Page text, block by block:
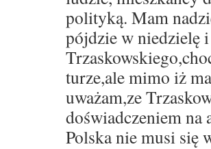
polityką. Mam
pójdzie w niedzielę i
turze,ale mimo iż
uważam,ze
doświadczeniem
Polska nie musi się